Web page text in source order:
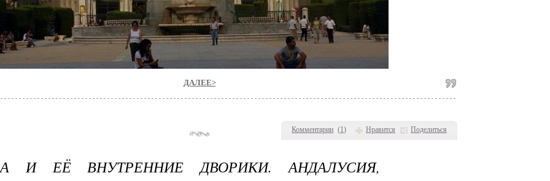
Комментарии (1) Нравится Поделиться
ДАЛЕЕ>
И ЕЁ ВНУТРЕННИЕ ДВОРИКИ. АНДАЛУСИЯ,